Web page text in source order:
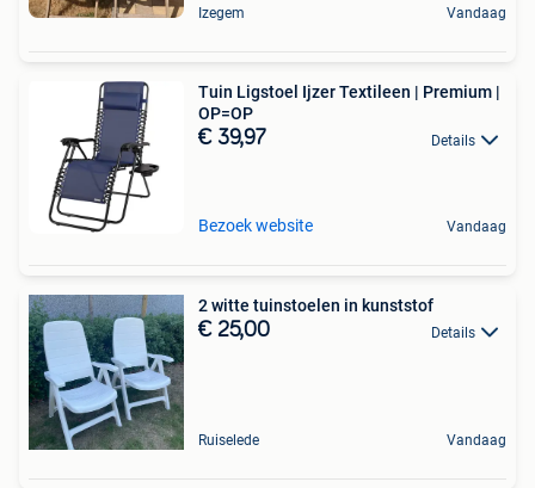
Izegem Vandaag
Tuin Ligstoel Ijzer Textileen | Premium |
OP=OP
€ 39,97 Details
Bezoek website Vandaag
2 witte tuinstoelen in kunststof
€ 25,00 Details
Ruiselede Vandaag